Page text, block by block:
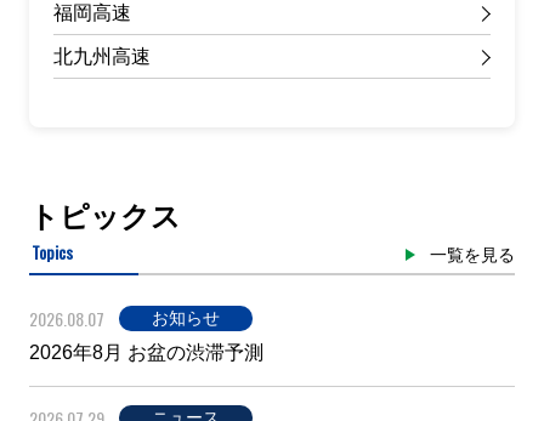
福岡高速
北九州高速
トピックス
Topics 一覧を見る
2026.08.07 お知らせ
2026年8月 お盆の渋滞予測